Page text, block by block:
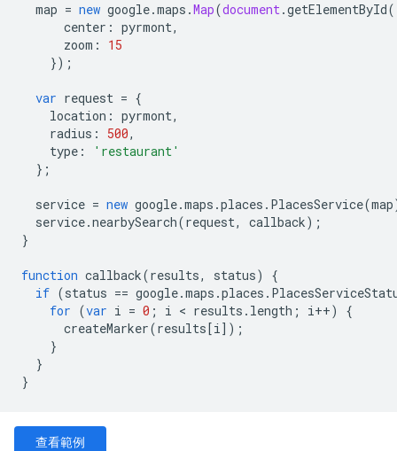
map = new google.maps .Map(document.getElementById(
center : pyrmont,
zoom :
15
});
var request = {
location : pyrmont,
radius : 500,
type :
'restaurant'
};
service = new google.maps .places . PlacesService(map
service.nearbySearch(request, callback);
}
function callback(results, status)
{
if (status == google.maps .places .
for (var i = 0 ; i < results . length ; i++)
{
createMarker(results[i]);
}
}
}
查看範例